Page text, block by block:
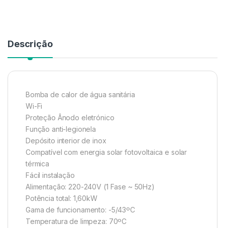
Descrição
Bomba de calor de água sanitária
Wi-Fi
Proteção Ânodo eletrónico
Função anti-legionela
Depósito interior de inox
Compatível com energia solar fotovoltaica e solar
térmica
Fácil instalação
Alimentação: 220-240V (1 Fase ~ 50Hz)
Potência total: 1,60kW
Gama de funcionamento: -5/43ºC
Temperatura de limpeza: 70ºC